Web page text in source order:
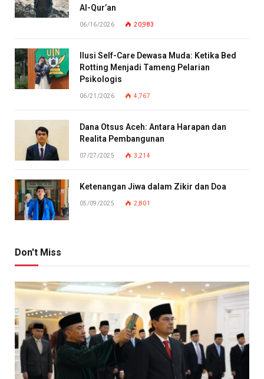
Al-Qur’an
06/16/2026 20,983
Ilusi Self-Care Dewasa Muda: Ketika Bed
Rotting Menjadi Tameng Pelarian
Psikologis
06/21/2026 4,767
Dana Otsus Aceh: Antara Harapan dan
Realita Pembangunan
07/27/2025 3,214
Ketenangan Jiwa dalam Zikir dan Doa
05/09/2025 2,801
Don't Miss